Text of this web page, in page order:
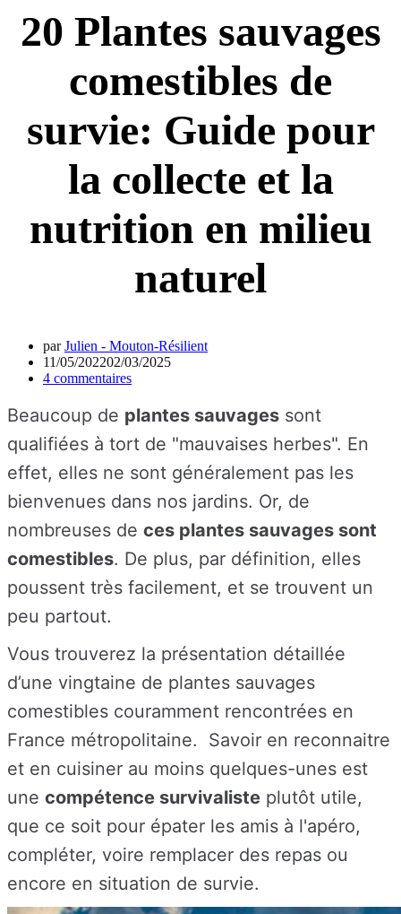
20 Plantes sauvages
comestibles de
survie: Guide pour
la collecte et la
nutrition en milieu
naturel
parJulien - Mouton-Résilient
11/05/202202/03/2025
4 commentaires
Beaucoup de plantes sauvages sont
qualifiées à tort de "mauvaises herbes". En
effet, elles ne sont généralement pas les
bienvenues dans nos jardins. Or, de
nombreuses de ces plantes sauvages sont
comestibles. De plus, par définition, elles
poussent très facilement, et se trouvent un
peu partout.
Vous trouverez la présentation détaillée
d’une vingtaine de plantes sauvages
comestibles couramment rencontrées en
France métropolitaine. Savoir en reconnaitre
et en cuisiner au moins quelques-unes est
une compétence survivaliste plutôt utile,
que ce soit pour épater les amis à l'apéro,
compléter, voire remplacer des repas ou
encore en situation de survie.